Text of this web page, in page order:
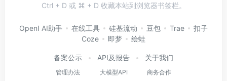
Ctrl + D 或 ⌘ + D 收藏本站到浏览器书签栏。
OpenI AI助手 在线工具 硅基流动 豆包 Trae
扣子
Coze
即梦 绘蛙
备案公示
管理办法
API及报告
大模型API
关于我们
商务合作